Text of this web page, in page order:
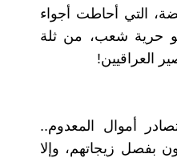
التي أحاطت أجواء
حرية شعب، من ثلة
العراقيين!
17 تموز 1968 الدموي، تصادر أموال المعدوم..
بفصل زيجاتهم، وإلا